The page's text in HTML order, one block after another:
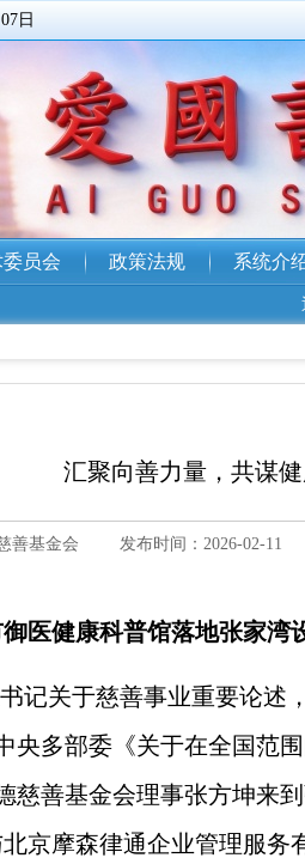
日
员会 政策法规 系统介
通知公
汇聚向善力量，共谋
善基金会 发布时间：2026-02-11
医健康科普馆落地张家湾
记关于慈善事业重要论述
央多部委《关于在全国范
慈善基金会理事张方坤来
京摩森律通企业管理服